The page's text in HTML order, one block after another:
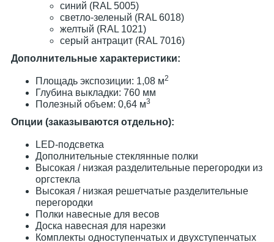
синий (RAL 5005)
светло-зеленый (RAL 6018)
желтый (RAL 1021)
серый антрацит (RAL 7016)
Дополнительные характеристики:
Площадь экспозиции: 1,08 м2
Глубина выкладки: 760 мм
Полезный объем: 0,64 м3
Опции (заказываются отдельно):
LED-подсветка
Дополнительные стеклянные полки
Высокая / низкая разделительные перегородки из
оргстекла
Высокая / низкая решетчатые разделительные
перегородки
Полки навесные для весов
Доска навесная для нарезки
Комплекты одноступенчатых и двухступенчатых